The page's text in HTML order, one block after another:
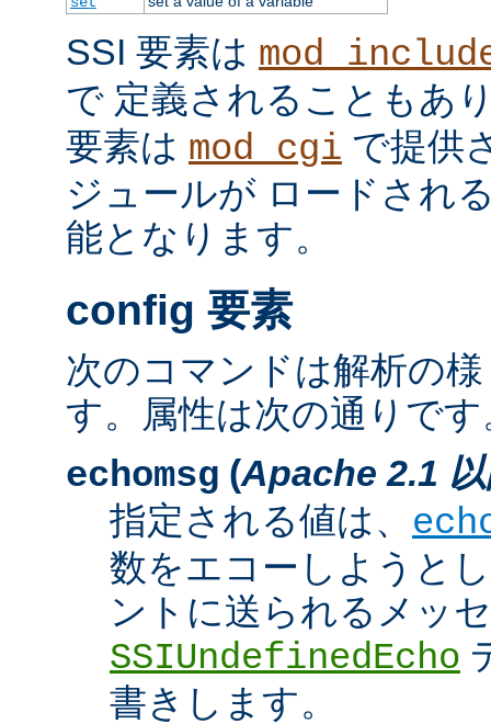
SSI 要素は
で 定義されることもあ
要素は mod_cgi で提供
ジュールが ロードされ
能となります。
config 要素
次のコマンドは解析の
す。属性は次の通りです
echomsg (Apache 2.1
指定される値は、
数をエコーしようと
ントに送られるメッ
SSIUndefinedEcho
書きします。